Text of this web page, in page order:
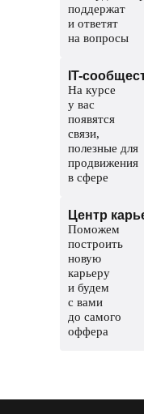
поддержат
и ответят
на вопросы
Помогут
проверят
о
вопросы,
обучение
IT-
На курсе
у вас
появятся
связи,
полезные для
продвижения
в сфере
с другими
Чат с
прояснить
с
и
Центр
Поможем
построить
новую
карьеру
и будем
с вами
до самого
оффера